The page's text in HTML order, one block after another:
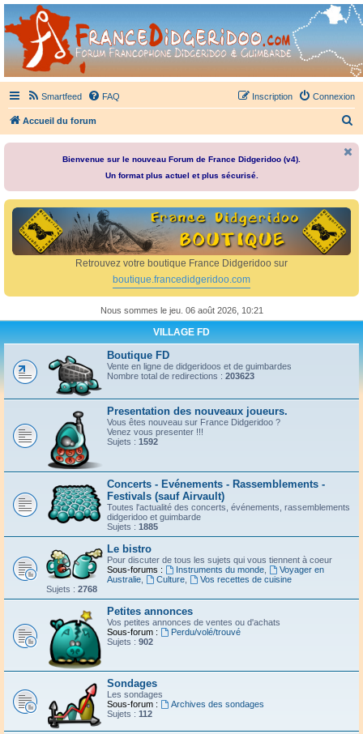
France Didgeridoo
Didgeridoo et Guimbarde sur France Didgeridoo - retrouvez la communauté.
Smartfeed FAQ Connexion
Inscription
Accueil du forum
e
r
Bienvenue sur le nouveau Forum de France Didgeridoo (v4).
Un format plus actuel et plus sécurisé.
Retrouvez votre boutique France Didgeridoo sur
boutique.francedidgeridoo.com
Nous sommes le jeu. 06 août 2026, 10:21
VILLAGE FD
Boutique FD
Vente en ligne de didgeridoos et de guimbardes
Nombre total de redirections : 203623
Presentation des nouveaux joueurs.
Vous êtes nouveau sur France Didgeridoo ?
Venez vous presenter !!!
Sujets : 1592
Concerts - Evénements - Rassemblements -
Festivals (sauf Airvault)
Toutes l'actualité des concerts, événements, rassemblements
didgeridoo et guimbarde
Sujets : 1885
Le bistro
Pour discuter de tous les sujets qui vous tiennent à coeur
Sous-forums :
Instruments du monde,
Voyager en
Australie
Culture,
Vos recettes de cuisine
Sujets : 2768
Petites annonces
Vos petites annonces de ventes ou d'achats
Sous-forum :
Perdu/volé/trouvé
Sujets : 902
Sondages
Les sondages
Sous-forum :
Archives des sondages
Sujets : 112